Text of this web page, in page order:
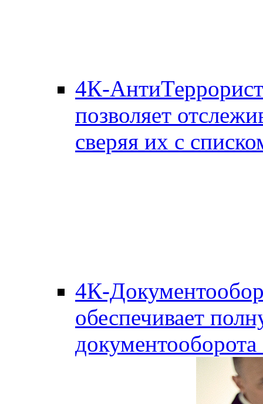
4К-АнтиТеррорист
позволяет
сверяя их с
4К-
обеспечивает